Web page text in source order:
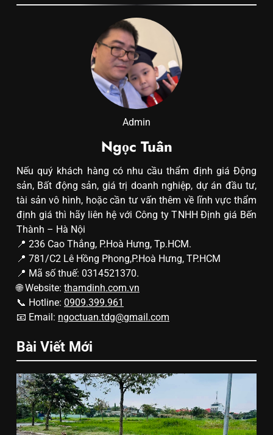
Admin
Ngọc Tuân
Nếu quý khách hàng có nhu cầu thẩm định giá Động
sản, Bất động sản, giá trị doanh nghiệp, dự án đầu tư,
tài sản vô hình, hoặc cần tư vấn thêm về lĩnh vực thẩm
định giá thì hãy liên hệ với Công ty TNHH Định giá Bến
Thành – Hà Nội
📍 236 Cao Thắng, P.Hoà Hưng, Tp.HCM.
📍 781/C2 Lê Hồng Phong,P.Hoà Hưng, TP.HCM
📍 Mã số thuế: 0314521370.
🌐 Website: thamdinh.com.vn
📞 Hotline: 0909.399.961
📧 Email: ngoctuan.tdg@gmail.com
Bài Viết Mới